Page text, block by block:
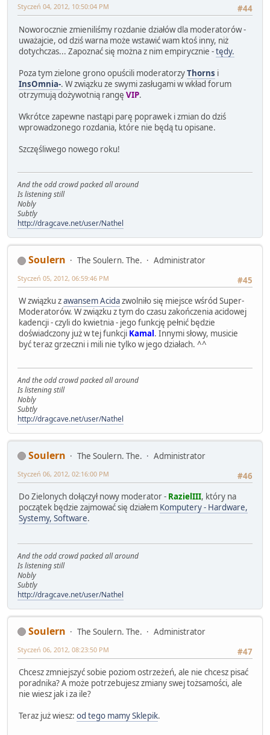
#44
Styczeń 04, 2012, 10:50:04 PM
Noworocznie zmieniliśmy rozdanie działów dla moderatorów -
uważajcie, od dziś warna może wstawić wam ktoś inny, niż
dotychczas... Zapoznać się można z nim empirycznie -tędy.
Poza tym zielone grono opuścili moderatorzyThorns i
InsOmnia-. W związku ze swymi zasługami w wkład forum
otrzymują dożywotnią rangę VIP.
Wkrótce zapewne nastąpi parę poprawek i zmian do dziś
wprowadzonego rozdania, które nie będą tu opisane.
Szczęśliwego nowego roku!
And the odd crowd packed all around
Is listening still
Nobly
Subtly
http://dragcave.net/user/Nathel
Soulern The Soulern. The.
Administrator
#45
Styczeń 05, 2012, 06:59:46 PM
W związku zawansem Acidazwolniło się miejsce wśród Super-
Moderatorów. W związku z tym do czasu zakończenia acidowej
kadencji - czyli do kwietnia - jego funkcję pełnić będzie
doświadczony już w tej funkcji Kamal . Innymi słowy, musicie
być teraz grzeczni i mili nie tylko w jego działach. ^^
And the odd crowd packed all around
Is listening still
Nobly
Subtly
http://dragcave.net/user/Nathel
Soulern The Soulern. The.
Administrator
#46
Styczeń 06, 2012, 02:16:00 PM
Do Zielonych dołączył nowy moderator - RazielIII, który na
początek będzie zajmować się działem Komputery - Hardware,
Systemy, Software.
And the odd crowd packed all around
Is listening still
Nobly
Subtly
http://dragcave.net/user/Nathel
Soulern The Soulern. The.
Administrator
#47
Styczeń 06, 2012, 08:23:50 PM
Chcesz zmniejszyć sobie poziom ostrzeżeń, ale nie chcesz pisać
poradnika? A może potrzebujesz zmiany swej tożsamości, ale
nie wiesz jak i za ile?
Teraz już wiesz: od tego mamy Sklepik.